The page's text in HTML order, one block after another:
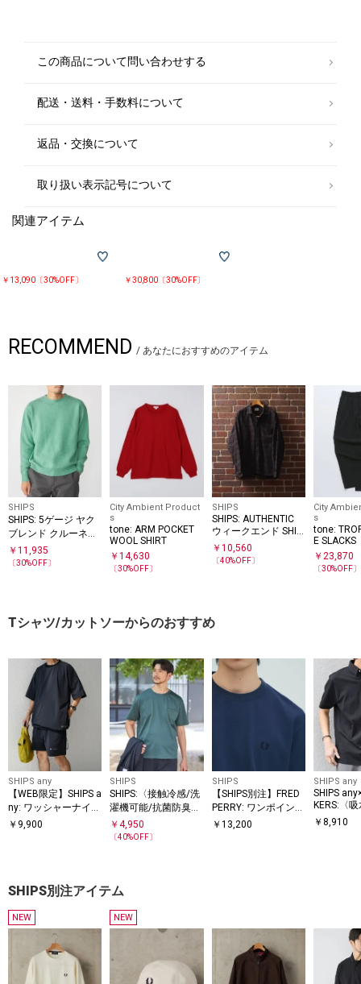
▼メーカー品番
【tone】（トーン）
に溶け込む汎用性の高いコレクションを提案。ニットを主軸にしたクリー
【注意事項】
上、着用又はお取り扱いください。
環境によって、実際の色味と異なって見える場合があります。
この商品について問い合わせする
配送・送料・手数料について
返品・交換について
取り扱い表示記号について
関連アイテム
￥13,090〔30%OFF〕 ￥30,800〔30%OFF〕
RECOMMEND / あなたにおすすめのアイテム
SHIPS
SHIPS: 5ゲージ ヤク
ブレンド クルーネッ
ク ニット
￥ 11,935
〔30%OFF〕
City Ambient Product
s
tone: ARM POCKET
WOOL SHIRT
￥14,630
〔30%OFF〕
SHIPS
SHIPS: AUTHENTIC
ウィークエンド SHIP
Sタータン ネル シャ
ツ
￥ 10,560
〔40%OFF〕
City
s
tone:
E SLACKS
￥23,870
〔30%OFF〕
Tシャツ/カットソーからのおすすめ
SHIPS any
【WEB限定】SHIPS a
ny: ワッシャーナイロ
ン スピンドル Tシャ
￥ 9,900
SHIPS
SHIPS:〈接触冷感/洗
濯機可能/抗菌防臭〉
COOL TOUCH サマー
Tシャツ
￥4,950
〔40%OFF〕
SHIPS
【SHIPS別注】FRED
PERRY: ワンポイント
ロゴ ピケ Tシャツ 26
￥ 13,200
SHIPS any
SHIPS
KERS:〈
カット/消
￥8,910
SHIPS別注アイテム
NEW NEW